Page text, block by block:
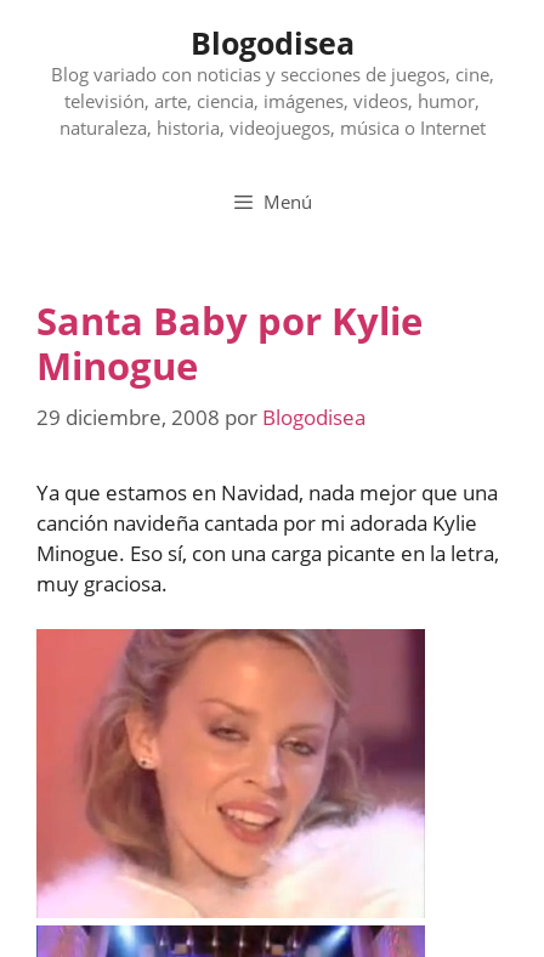
contenido
Blogodisea
Blog variado con noticias y secciones de juegos, cine,
televisión, arte, ciencia, imágenes, videos, humor,
naturaleza, historia, videojuegos, música o Internet
Menú
Santa Baby por Kylie
Minogue
29 diciembre, 2008 por Blogodisea
Ya que estamos en Navidad, nada mejor que una
canción navideña cantada por mi adorada Kylie
Minogue. Eso sí, con una carga picante en la letra,
muy graciosa.